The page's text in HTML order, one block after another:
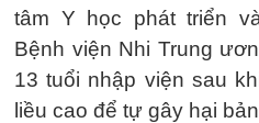
tâm Y học phát triển
Bệnh viện Nhi Trung
13 tuổi nhập viện sau
liều cao để tự gây hại